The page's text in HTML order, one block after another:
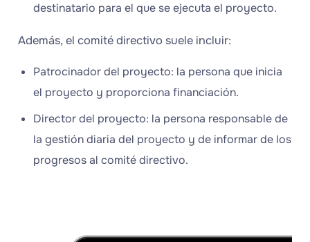
destinatario para el que se ejecuta el proyecto.
Además, el comité directivo suele incluir:
Patrocinador del proyecto: la persona que inicia
el proyecto y proporciona financiación.
Director del proyecto: la persona responsable de
la gestión diaria del proyecto y de informar de los
progresos al comité directivo.
¡Prueba